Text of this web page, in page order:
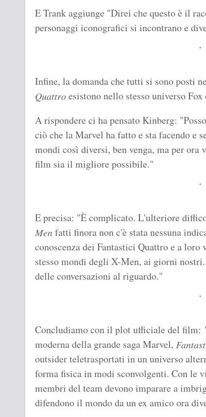
E Trank aggiunge "Direi che questo è il
personaggi iconografici si incontrano e
Infine, la domanda che tutti si sono posti
Quattroesistono nello stesso universo
A rispondere ci ha pensato Kinberg:
ciò che la Marvel ha fatto e sta facendo e
mondi così diversi, ben venga, ma per
film sia il migliore possibile."
E precisa: "È complicato. L'ulteriore
Menfatti finora non c'è stata nessuna
conoscenza dei Fantastici Quattro e a
stesso mondi degli X-Men, ai giorni
delle conversazioni al riguardo."
Concludiamo con il plot ufficiale del film:
moderna della grande saga Marvel,
outsider teletrasportati in un universo
forma fisica in modi sconvolgenti. Con le
membri del team devono imparare a
difendono il mondo da un ex amico ora